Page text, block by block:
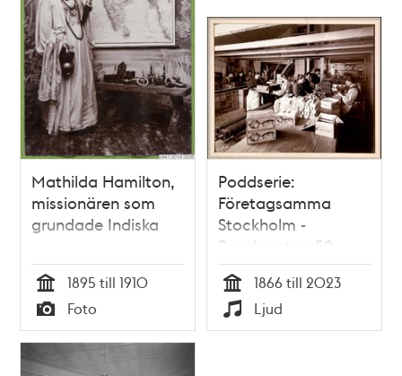
Mathilda Hamilton,
missionären som
grundade Indiska
Tid
1895 till 1910
Typ
Foto
Poddserie:
Företagsamma
Stockholm -
Bondegatan 59,
Barnängen
Tid
1866 till 2023
Typ
Ljud